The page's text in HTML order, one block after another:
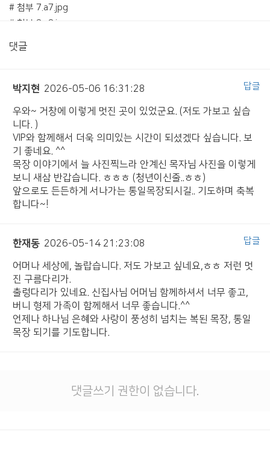
# 첨부 7.a7.jpg
# 첨부 8.a8.jpg
# 첨부 10.a9.jpg
# 첨부 12.a11.jpg
# 첨부 14.a13.jpg
# 첨부 15.a14.jpg
# 첨부 16.a15.jpg
# 첨부 17.a16.jpg
댓글
박지현 2026-05-06 16:31:28
우와~ 거창에 이렇게 멋진 곳이 있었군요. (저도 가보고 싶습
니다. )
VIP와 함께해서 더욱 의미있는 시간이 되셨겠다 싶습니다. 보
기 좋네요. ^^
목장 이야기에서 늘 사진찍느라 안계신 목자님 사진을 이렇게
보니 새삼 반갑습니다. ㅎㅎㅎ (청년이신줄..ㅎㅎ)
앞으로도 든든하게 서나가는 통일목장되시길.. 기도하며 축복
합니다~!
답글
한재동 2026-05-14 21:23:08
어머나 세상에, 놀랍습니다. 저도 가보고 싶네요,ㅎㅎ 저런 멋
진 구름다리가.
출렁다리가 있네요. 신집사님 어머님 함께하셔서 너무 좋고,
버니 형제 가족이 함께해서 너무 좋습니다.^^
언제나 하나님 은혜와 사랑이 풍성히 넘치는 복된 목장, 통일
목장 되기를 기도합니다.
답글
댓글쓰기 권한이 없습니다.